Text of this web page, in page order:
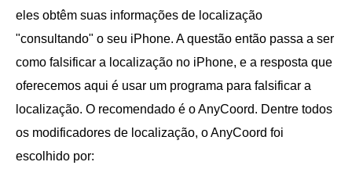
eles obtêm suas informações de localização
"consultando" o seu iPhone. A questão então passa a ser
como falsificar a localização no iPhone, e a resposta que
oferecemos aqui é usar um programa para falsificar a
localização. O recomendado é o AnyCoord. Dentre todos
os modificadores de localização, o AnyCoord foi
escolhido por: